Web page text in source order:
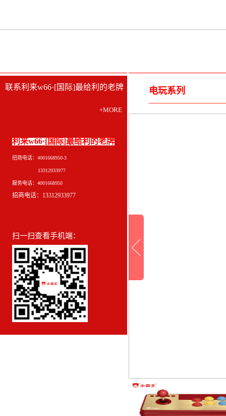
联系利来w66·[国际]最给利的老牌
+MORE
利来w66·[国际]最给利的老牌
招商电话：4001668950-3
13312933977
服务电话：4001668950
招商电话：13312933977
扫一扫查看手机端：
电玩系列